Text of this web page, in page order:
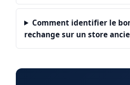
Comment identifier le
rechange sur un store